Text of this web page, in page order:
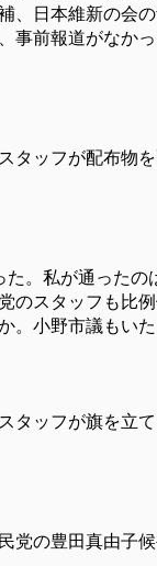
日本維新の会
前報道がなか
ッフが配布物
。私が通った
スタッフも比
。小野市議もいた
ッフが旗を立
の豊田真由子